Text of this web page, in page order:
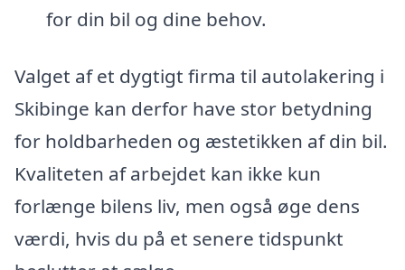
for din bil og dine behov.
Valget af et dygtigt firma til autolakering i
Skibinge kan derfor have stor betydning
for holdbarheden og æstetikken af din bil.
Kvaliteten af arbejdet kan ikke kun
forlænge bilens liv, men også øge dens
værdi, hvis du på et senere tidspunkt